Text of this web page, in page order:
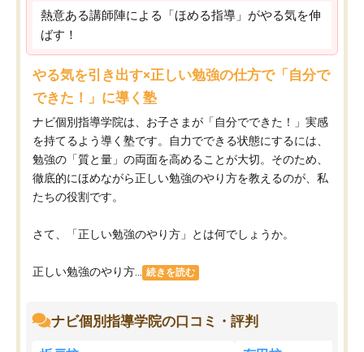
熱意ある講師陣による「ほめる指導」がやる気を伸
ばす！
やる気を引き出す×正しい勉強の仕方で「自分で
できた！」に導く塾
ナビ個別指導学院は、お子さまが「自分でできた！」実感
を持てるよう導く塾です。自力でできる状態にするには、
勉強の「質と量」の両面を高めることが大切。そのため、
徹底的にほめながら正しい勉強のやり方を教えるのが、私
たちの役割です。
さて、「正しい勉強のやり方」とは何でしょうか。
正しい勉強のやり方... 続きを読む
ナビ個別指導学院の口コミ・評判